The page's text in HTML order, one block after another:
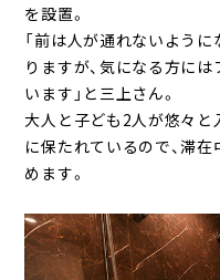
を設置。
「前は人が通れないよう
りますが、気になる方に
います」と三上さん。
大人と子ども2人が悠々と
に保たれているので、滞
めます。